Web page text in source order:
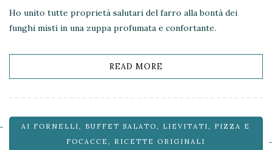
Ho unito tutte proprietà salutari del farro alla bontà dei
funghi misti in una zuppa profumata e confortante.
READ MORE
AI FORNELLI, BUFFET SALATO, LIEVITATI, PIZZA E
FOCACCE, RICETTE ORIGINALI